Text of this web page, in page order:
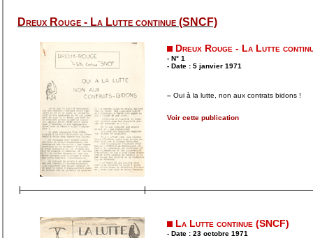
Dreux Rouge - La Lutte continue (SNCF)
Dreux Rouge - La Lutte
- N° 1
- Date : 5 janvier 1971
– Oui à la lutte, non aux contrats bidons !
Voir cette publication
La Lutte continue (SNCF)
- Date : 23 octobre 1971